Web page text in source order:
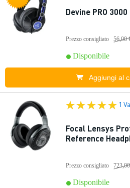
Devine PRO
Prezzo consigliato 56,00
Disponibile
Aggiungi al
1
Focal Lensys
Reference
Prezzo consigliato
Disponibile